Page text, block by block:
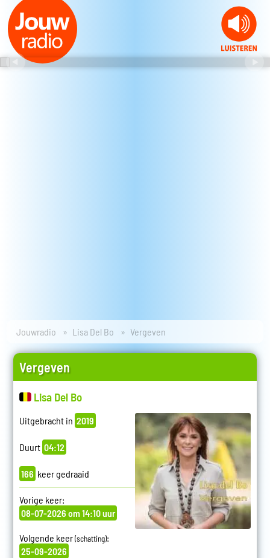
Jouwradio Lisa Del Bo Vergeven
Vergeven
Lisa Del Bo
Uitgebracht in 2019
Duurt 04:12
166 keer gedraaid
Vorige keer:
08-07-2026 om 14:10 uur
Volgende keer(schatting):
25-09-2026